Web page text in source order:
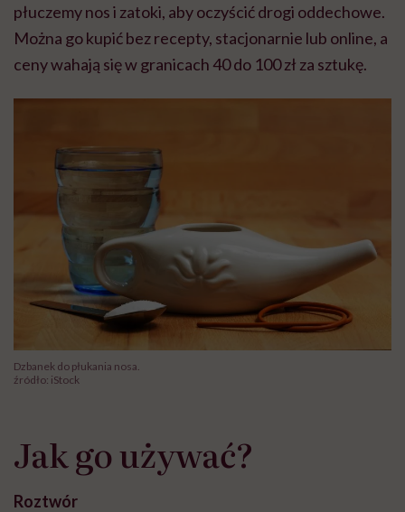
płuczemy nos i zatoki, aby oczyścić drogi oddechowe.
Można go kupić bez recepty, stacjonarnie lub online, a
ceny wahają się w granicach 40 do 100 zł za sztukę.
Dzbanek do płukania nosa.
źródło: iStock
Jak go używać?
Roztwór